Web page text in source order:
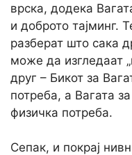
врска, додека
и доброто тајминг.
разберат што сака
може да изгледаат
друг – Бикот за
потреба, а Вагата
физичка потреба.
Сепак, и покрај